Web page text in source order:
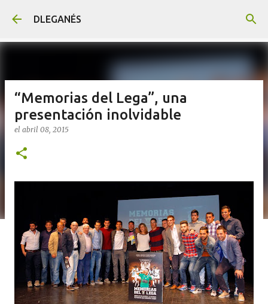
DLEGANÉS
“Memorias del Lega”, una
presentación inolvidable
el abril 08, 2015